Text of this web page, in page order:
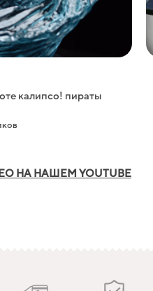
НА НАШЕМ YOUTUBE